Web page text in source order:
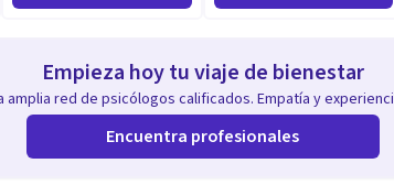
Empieza hoy tu viaje de bienestar
amplia red de psicólogos calificados. Empatía y
Encuentra profesionales